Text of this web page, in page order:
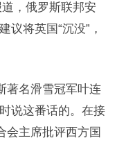
，俄罗斯联邦安
议将英国“沉没”，
著名滑雪冠军叶连
说这番话的。在接
会主席批评西方国